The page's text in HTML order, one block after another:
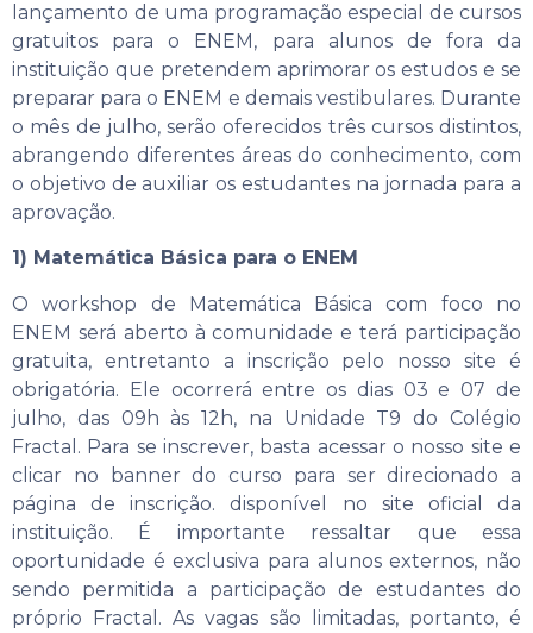
lançamento de uma programação especial de cursos
gratuitos para o ENEM, para alunos de fora da
instituição que pretendem aprimorar os estudos e se
preparar para o ENEM e demais vestibulares. Durante
o mês de julho, serão oferecidos três cursos distintos,
abrangendo diferentes áreas do conhecimento, com
o objetivo de auxiliar os estudantes na jornada para a
aprovação.
1) Matemática Básica para o ENEM
O workshop de Matemática Básica com foco no
ENEM será aberto à comunidade e terá participação
gratuita, entretanto a inscrição pelo nosso site é
obrigatória. Ele ocorrerá entre os dias 03 e 07 de
julho, das 09h às 12h, na Unidade T9 do Colégio
Fractal. Para se inscrever, basta acessar o nosso site e
clicar no banner do curso para ser direcionado a
página de inscrição. disponível no site oficial da
instituição. É importante ressaltar que essa
oportunidade é exclusiva para alunos externos, não
sendo permitida a participação de estudantes do
próprio Fractal. As vagas são limitadas, portanto, é